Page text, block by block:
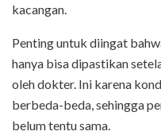
kacangan.
Penting untuk diingat
hanya bisa dipastikan
oleh dokter. Ini karena
berbeda-beda, sehingga
belum tentu sama.